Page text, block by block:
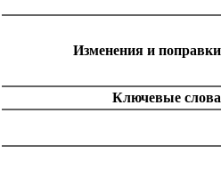
Изменения и
Ключевые